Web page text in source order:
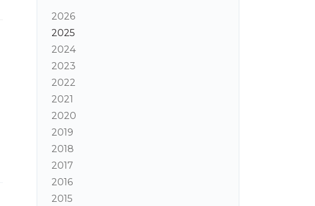
2026
2025
2024
2023
2022
2021
2020
2019
2018
2017
2016
2015